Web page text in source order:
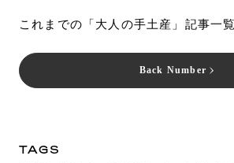
これまでの「大人の手土産」記事一
Back Number
TAGS